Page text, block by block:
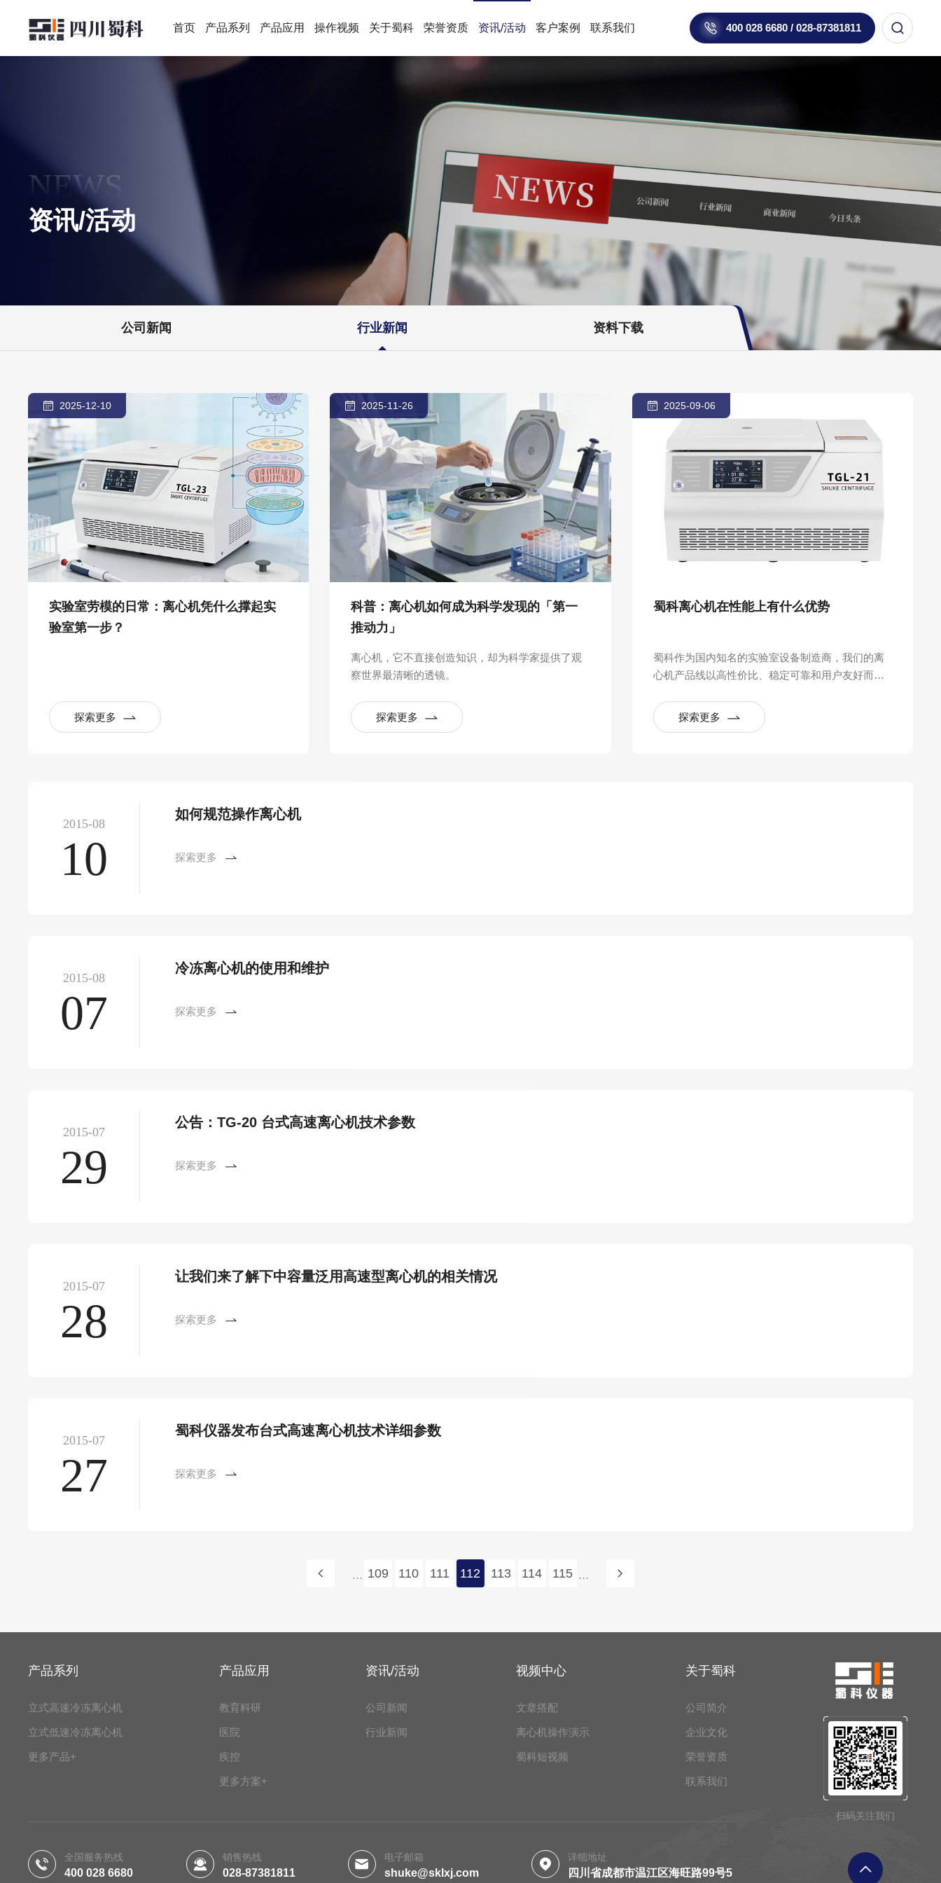
400 028 6680 / 028-87381811
首页 产品系列 产品应用 操作视频 关于蜀科 荣誉资质 资讯/活动 客户案例 联系我们
NEWS
资讯/活动
公司新闻 行业新闻 资料下载
2025-12-10
实验室劳模的日常：离心机凭什么撑起实
验室第一步？
探索更多
2025-11-26
科普：离心机如何成为科学发现的「第一
推动力」
离心机，它不直接创造知识，却为科学家提供了观
察世界最清晰的透镜。
探索更多
2025-09-06
蜀科离心机在性能上有什么优势
蜀科作为国内知名的实验室设备制造商，我们的离
心机产品线以高性价比、稳定可靠和用户友好而著
尤其适合常规实验室应用。
探索更多
2015-08
10
如何规范操作离心机
探索更多
2015-08
07
冷冻离心机的使用和维护
探索更多
2015-07
29
公告：TG-20 台式高速离心机技术参数
探索更多
2015-07
28
让我们来了解下中容量泛用高速型离心机的相关情况
探索更多
2015-07
27
蜀科仪器发布台式高速离心机技术详细参数
探索更多
... 109 110 111 112 113 114 115 ...
产品系列
立式高速冷冻离心机
立式低速冷冻离心机
更多产品+
产品应用
教育科研
医院
疾控
更多方案+
资讯/活动
公司新闻
行业新闻
视频中心
文章搭配
离心机操作演示
蜀科短视频
关于蜀科
公司简介
企业文化
荣誉资质
联系我们
全国服务热线
400 028 6680
销售热线
028-87381811
电子邮箱
shuke@sklxj.com
详细地址
四川省成都市温江区海旺路99号5
扫码关注我们